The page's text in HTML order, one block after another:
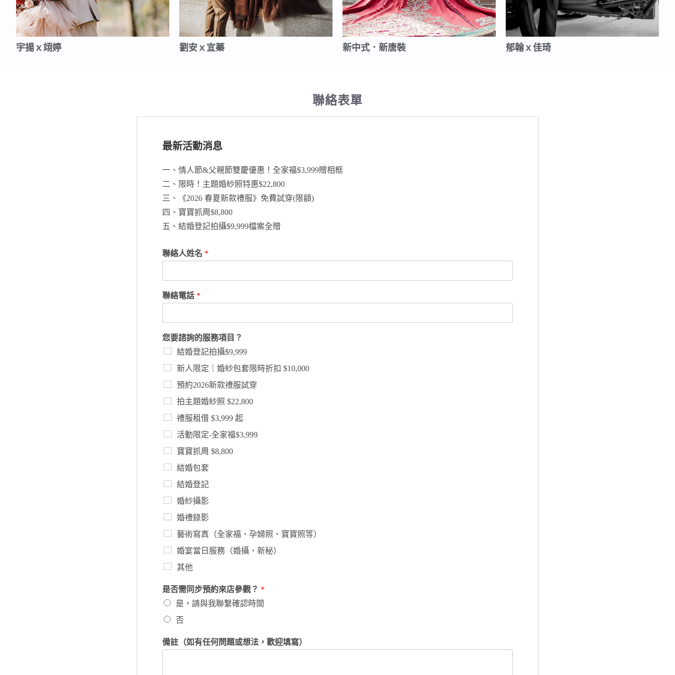
宇揚ｘ翊婷 劉安ｘ宜蓁 新中式．新唐裝 郁翰ｘ佳琦
聯絡表單
最新活動消息
一、情人節&父親節雙慶優惠！全家福$3,999贈相框
二、限時！主題婚紗照特惠$22,800
三、《2026 春夏新款禮服》免費試穿(限額)
四、寶寶抓周$8,800
五、結婚登記拍攝$9,999檔案全贈
聯絡人姓名 *
聯絡電話 *
您要諮詢的服務項目？
結婚登記拍攝$9,999
新人限定｜婚紗包套限時折扣 $10,000
預約2026新款禮服試穿
拍主題婚紗照 $22,800
禮服租借 $3,999 起
活動限定-全家福$3,999
寶寶抓周 $8,800
結婚包套
結婚登記
婚紗攝影
婚禮錄影
藝術寫真（全家福、孕婦照、寶寶照等）
婚宴當日服務（婚攝、新秘）
其他
是否需同步預約來店參觀？ *
是，請與我聯繫確認時間
否
備註（如有任何問題或想法，歡迎填寫）